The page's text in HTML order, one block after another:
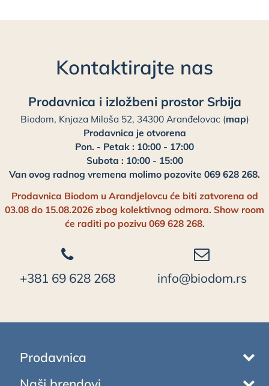
Kontaktirajte nas
Prodavnica i izložbeni prostor Srbija
Biodom, Knjaza Miloša 52, 34300 Aranđelovac (map)
Prodavnica je otvorena
Pon. - Petak : 10:00 - 17:00
Subota : 10:00 - 15:00
Van ovog radnog vremena molimo pozovite 069 628 268.
Prodavnica Biodom u Arandjelovcu će biti zatvorena od
03.08 do 15.08.2026 zbog kolektivnog odmora. Show room
će raditi po pozivu 069 628 268.
+381 69 628 268 info@biodom.rs
Prodavnica